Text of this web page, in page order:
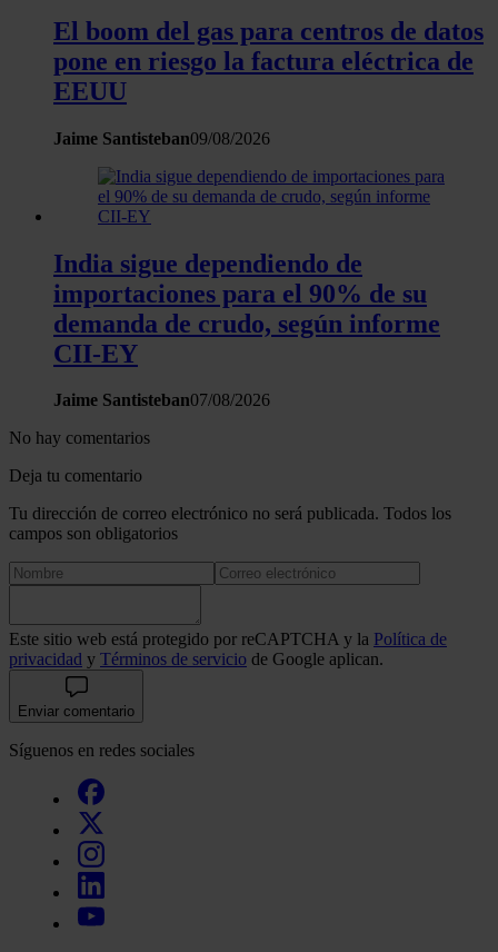
El boom del gas para centros de datos
pone en riesgo la factura eléctrica de
EEUU
Jaime Santisteban09/08/2026
India sigue dependiendo de
importaciones para el 90% de su
demanda de crudo, según informe
CII-EY
Jaime Santisteban07/08/2026
No hay comentarios
Deja tu comentario
Tu dirección de correo electrónico no será publicada. Todos los
campos son obligatorios
Este sitio web está protegido por reCAPTCHA y la Política de
privacidad y Términos de servicio de Google aplican.
Enviar comentario
Síguenos en redes sociales